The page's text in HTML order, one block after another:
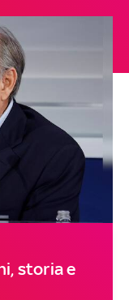
storia e